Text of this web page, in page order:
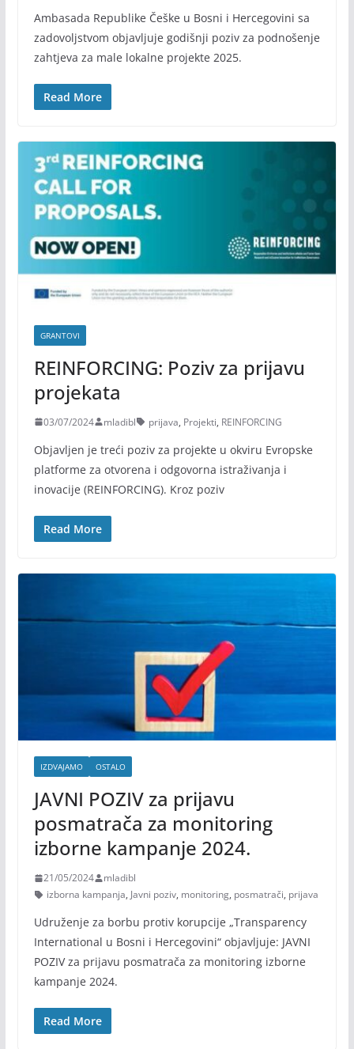
Ambasada Republike Češke u Bosni i Hercegovini sa
zadovoljstvom objavljuje godišnji poziv za podnošenje
zahtjeva za male lokalne projekte 2025.
Read More
GRANTOVI
REINFORCING: Poziv za prijavu
projekata
03/07/2024 mladibl prijava, Projekti, REINFORCING
Objavljen je treći poziv za projekte u okviru Evropske
platforme za otvorena i odgovorna istraživanja i
inovacije (REINFORCING). Kroz poziv
Read More
IZDVAJAMO OSTALO
JAVNI POZIV za prijavu
posmatrača za monitoring
izborne kampanje 2024.
21/05/2024
mladibl
izborna kampanja, Javni poziv, monitoring, posmatrači, prijava
Udruženje za borbu protiv korupcije „Transparency
International u Bosni i Hercegovini“ objavljuje: JAVNI
POZIV za prijavu posmatrača za monitoring izborne
kampanje 2024.
Read More